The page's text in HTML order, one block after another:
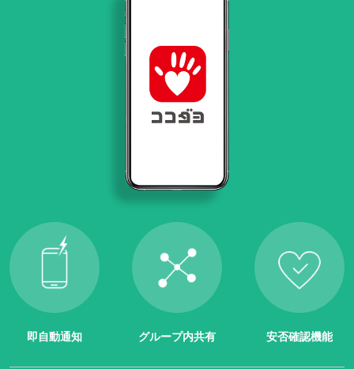
即自動通知 グループ内共有 安否確認機能